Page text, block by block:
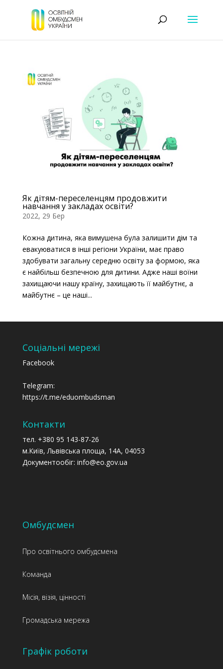
Як дітям-переселенцям продовжити
навчання у закладах освіти?
2022, 29 Бер
Кожна дитина, яка вимушена була залишити дім та
евакуюватися в інші регіони України, має право
здобувати загальну середню освіту за формою, яка
є найбільш безпечною для дитини. Адже наші воїни
захищаючи нашу країну, захищають її майбутнє, а
майбутнє – це наші...
Соціальні мережі
Facebook
Telegram:
https://t.me/eduombudsman
Контакти
тел. +380 95 143-87-26
м.Київ, Львівська площа, 14А, 04053
Документообіг: info@eo.gov.ua
Омбудсмен
Про освітнього омбудсмена
Команда
Місія, візія, цінності
Громадська мережа
Графік роботи